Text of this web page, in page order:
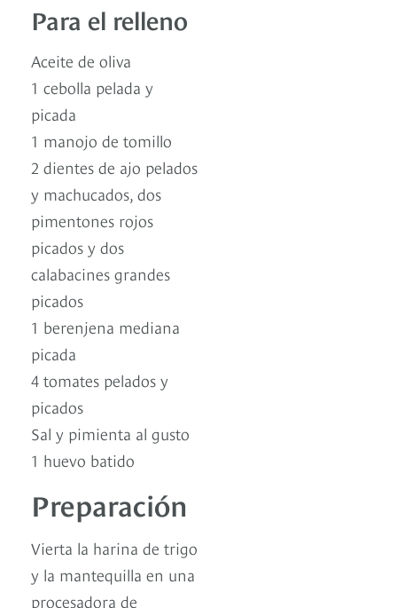
Para el relleno
Aceite de oliva
1 cebolla pelada y
picada
1 manojo de tomillo
2 dientes de ajo pelados
y machucados, dos
pimentones rojos
picados y dos
calabacines grandes
picados
1 berenjena mediana
picada
4 tomates pelados y
picados
Sal y pimienta al gusto
1 huevo batido
Preparación
Vierta la harina de trigo
y la mantequilla en una
procesadora de